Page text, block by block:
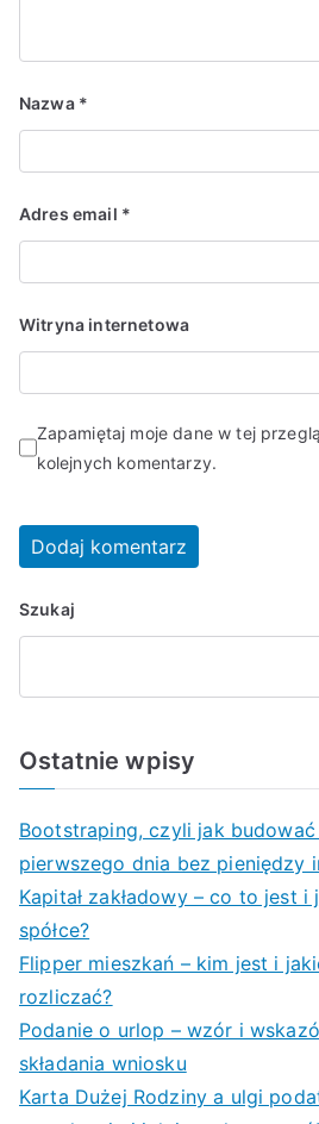
Nazwa *
Adres email *
Witryna internetowa
Zapamiętaj moje dane w tej
kolejnych komentarzy.
Szukaj
Ostatnie wpisy
Bootstraping, czyli jak
pierwszego dnia bez pieniędzy
Kapitał zakładowy – co to jest i
spółce?
Flipper mieszkań – kim jest i
rozliczać?
Podanie o urlop – wzór i
składania wniosku
Karta Dużej Rodziny a ulgi